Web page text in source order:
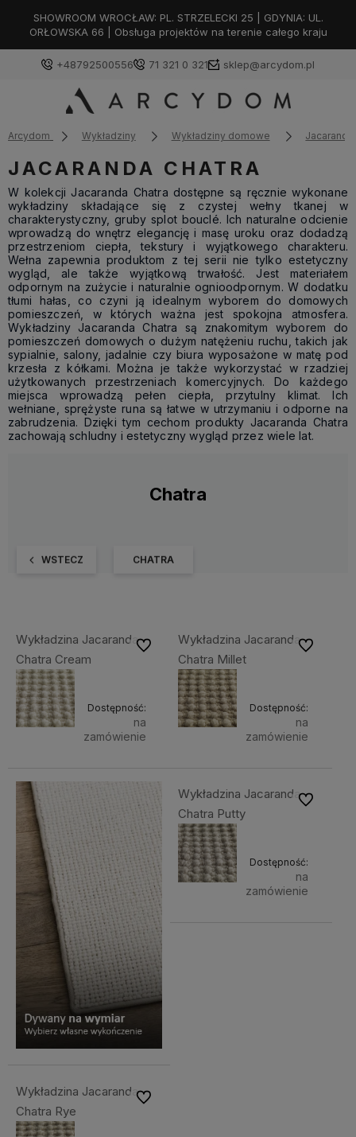
SHOWROOM WROCŁAW: PL. STRZELECKI 25 | GDYNIA: UL.
ORŁOWSKA 66 | Obsługa projektów na terenie całego kraju
+48792500556 71 321 0 321 sklep@arcydom.pl
Arcydom Wykładziny Wykładziny domowe Jacaranda
JACARANDA CHATRA
W kolekcji Jacaranda Chatra dostępne są ręcznie wykonane
wykładziny składające się z czystej wełny tkanej w
charakterystyczny, gruby splot bouclé. Ich naturalne odcienie
wprowadzą do wnętrz elegancję i masę uroku oraz dodadzą
przestrzeniom ciepła, tekstury i wyjątkowego charakteru.
Wełna zapewnia produktom z tej serii nie tylko estetyczny
wygląd, ale także wyjątkową trwałość. Jest materiałem
odpornym na zużycie i naturalnie ognioodpornym. W dodatku
tłumi hałas, co czyni ją idealnym wyborem do domowych
pomieszczeń, w których ważna jest spokojna atmosfera.
Wykładziny Jacaranda Chatra są znakomitym wyborem do
pomieszczeń domowych o dużym natężeniu ruchu, takich jak
sypialnie, salony, jadalnie czy biura wyposażone w matę pod
krzesła z kółkami. Można je także wykorzystać w rzadziej
użytkowanych przestrzeniach komercyjnych. Do każdego
miejsca wprowadzą pełen ciepła, przytulny klimat. Ich
wełniane, sprężyste runa są łatwe w utrzymaniu i odporne na
zabrudzenia. Dzięki tym cechom produkty Jacaranda Chatra
zachowają schludny i estetyczny wygląd przez wiele lat.
Chatra
WSTECZ CHATRA
Wykładzina Jacaranda
Chatra Cream
Dostępność:
na
zamówienie
Do ulubionychWykładzina Jacaranda
Chatra Millet
Dostępność:
na
zamówienie
Do
Wykładzina Jacaranda
Chatra Putty
Dostępność:
na
zamówienie
Do
Wykładzina Jacaranda
Chatra Rye
Do ulubionych